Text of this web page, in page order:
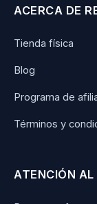
ACERCA DE
Tienda física
Blog
Programa de
Términos y
ATENCIÓN AL